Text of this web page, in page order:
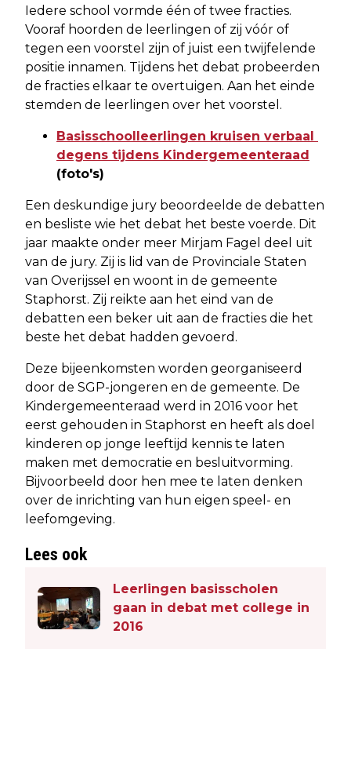
Iedere school vormde één of twee fracties.
Vooraf hoorden de leerlingen of zij vóór of
tegen een voorstel zijn of juist een twijfelende
positie innamen. Tijdens het debat probeerden
de fracties elkaar te overtuigen. Aan het einde
stemden de leerlingen over het voorstel.
Basisschoolleerlingen kruisen verbaal
degens tijdens Kindergemeenteraad
(foto's)
Een deskundige jury beoordeelde de debatten
en besliste wie het debat het beste voerde. Dit
jaar maakte onder meer Mirjam Fagel deel uit
van de jury. Zij is lid van de Provinciale Staten
van Overijssel en woont in de gemeente
Staphorst. Zij reikte aan het eind van de
debatten een beker uit aan de fracties die het
beste het debat hadden gevoerd.
Deze bijeenkomsten worden georganiseerd
door de SGP-jongeren en de gemeente. De
Kindergemeenteraad werd in 2016 voor het
eerst gehouden in Staphorst en heeft als doel
kinderen op jonge leeftijd kennis te laten
maken met democratie en besluitvorming.
Bijvoorbeeld door hen mee te laten denken
over de inrichting van hun eigen speel- en
leefomgeving.
Lees ook
Leerlingen basisscholen
gaan in debat met college in
2016